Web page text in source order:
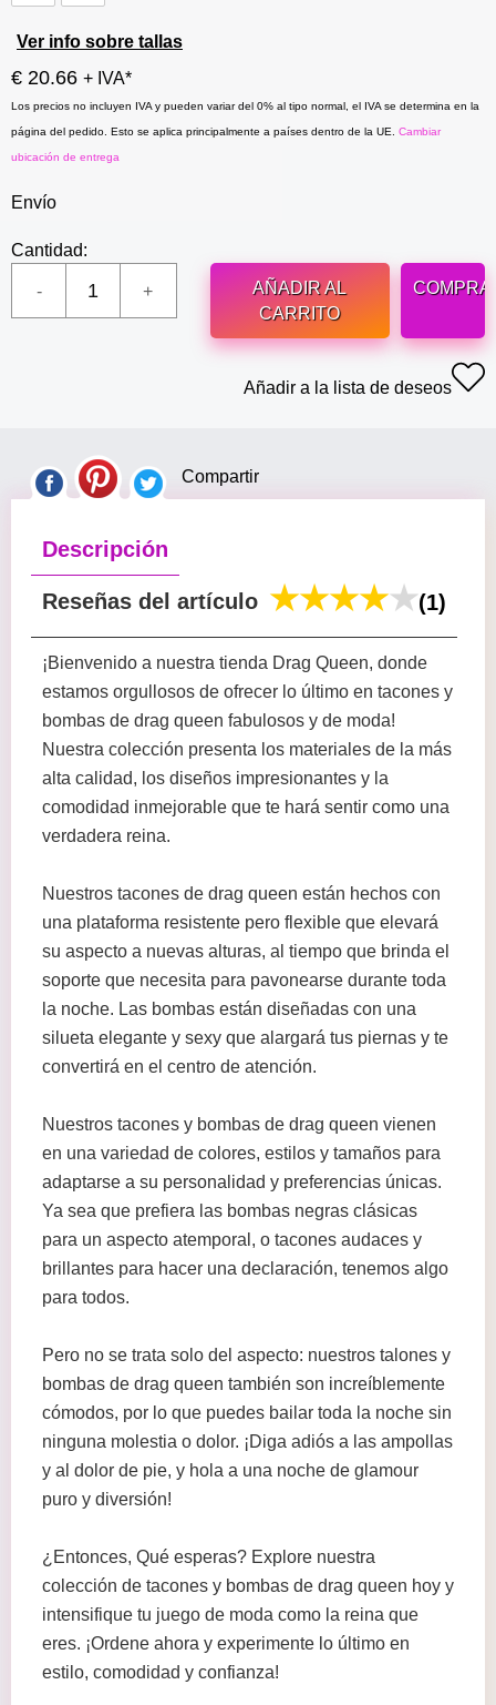
Ver info sobre tallas
€ 20.66 + IVA*
Los precios no incluyen IVA y pueden variar del 0% al tipo normal, el IVA se determina en la
página del pedido. Esto se aplica principalmente a países dentro de la UE. Cambiar
ubicación de entrega
Envío
Cantidad:
AÑADIR AL
CARRITO
Añadir a la lista de deseos
Compartir
Descripción
Reseñas del artículo (1)
¡Bienvenido a nuestra tienda Drag Queen, donde
estamos orgullosos de ofrecer lo último en tacones y
bombas de drag queen fabulosos y de moda!
Nuestra colección presenta los materiales de la más
alta calidad, los diseños impresionantes y la
comodidad inmejorable que te hará sentir como una
verdadera reina.
Nuestros tacones de drag queen están hechos con
una plataforma resistente pero flexible que elevará
su aspecto a nuevas alturas, al tiempo que brinda el
soporte que necesita para pavonearse durante toda
la noche. Las bombas están diseñadas con una
silueta elegante y sexy que alargará tus piernas y te
convertirá en el centro de atención.
Nuestros tacones y bombas de drag queen vienen
en una variedad de colores, estilos y tamaños para
adaptarse a su personalidad y preferencias únicas.
Ya sea que prefiera las bombas negras clásicas
para un aspecto atemporal, o tacones audaces y
brillantes para hacer una declaración, tenemos algo
para todos.
Pero no se trata solo del aspecto: nuestros talones y
bombas de drag queen también son increíblemente
cómodos, por lo que puedes bailar toda la noche sin
ninguna molestia o dolor. ¡Diga adiós a las ampollas
y al dolor de pie, y hola a una noche de glamour
puro y diversión!
¿Entonces, Qué esperas? Explore nuestra
colección de tacones y bombas de drag queen hoy y
intensifique tu juego de moda como la reina que
eres. ¡Ordene ahora y experimente lo último en
estilo, comodidad y confianza!